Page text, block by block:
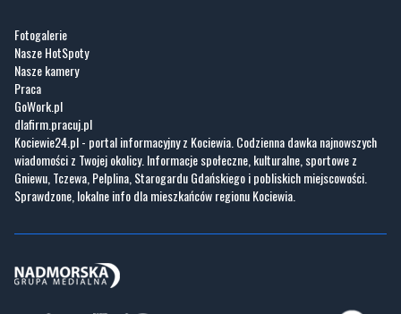
Fotogalerie
Nasze HotSpoty
Nasze kamery
Praca
GoWork.pl
dlafirm.pracuj.pl
Kociewie24.pl - portal informacyjny z Kociewia. Codzienna dawka najnowszych
wiadomości z Twojej okolicy. Informacje społeczne, kulturalne, sportowe z
Gniewu, Tczewa, Pelplina, Starogardu Gdańskiego i pobliskich miejscowości.
Sprawdzone, lokalne info dla mieszkańców regionu Kociewia.